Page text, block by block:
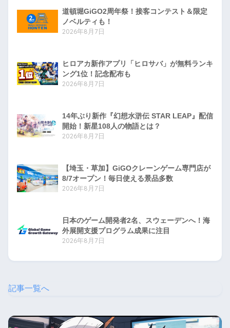
道頓堀GiGO2周年祭！接客コンテスト＆限定
ノベルティも！
2026年8月7日
ヒロアカ新作アプリ「ヒロサバ」が無料ランキ
ング1位！記念配布も
2026年8月7日
14年ぶり新作『幻想水滸伝 STAR LEAP』配信
開始！新星108人の物語とは？
2026年8月7日
【埼玉・草加】GiGOクレーンゲーム専門店が
8/7オープン！毎日使える景品多数
2026年8月7日
日本のゲーム開発者2名、スウェーデンへ！海
外展開支援プログラム成果に注目
2026年8月7日
記事一覧へ